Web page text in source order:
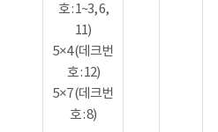
호 : 1~3, 6,
11)
5×4 (데크번
호 : 12)
5×7 (데크번
호 : 8)